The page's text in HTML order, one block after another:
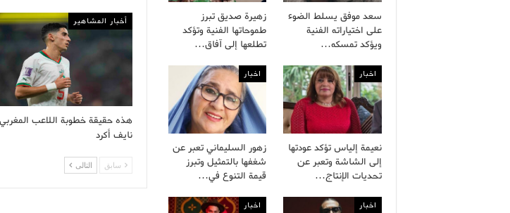
أخبار المشاهير
هذه حقيقة خطوبة اللاعب المغربي
نايف أكرد
سابق التالى
سعد موفق يسلط الضوء
على اختياراته الفنية
ويؤكد تمسكه…
زهيرة صديق تبرز
طموحاتها الفنية وتؤكد
تطلعها إلى آفاق…
اخبار
نعيمة إلياس تؤكد عودتها
إلى الشاشة وتعبر عن
تحديات الإنتاج…
اخبار
زهور السليماني تعبر عن
شغفها بالتمثيل وتبرز
قيمة التنوع في…
اخبار اخبار